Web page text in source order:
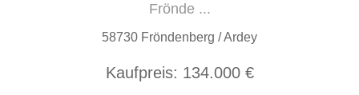
Frönde ...
58730 Fröndenberg / Ardey
Kaufpreis: 134.000 €